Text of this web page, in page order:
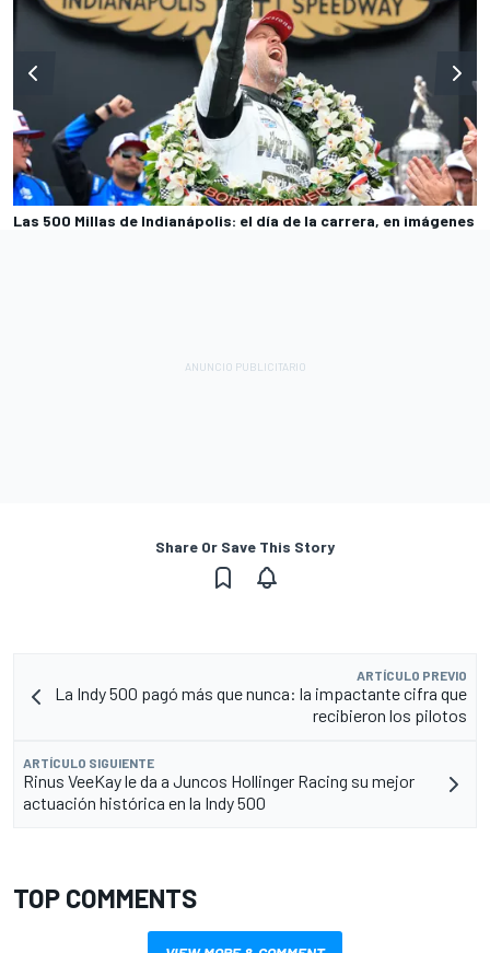
Las 500 Millas de Indianápolis: el día de la carrera, en imágenes
Share Or Save This Story
ARTÍCULO PREVIO
La Indy 500 pagó más que nunca: la impactante cifra que
recibieron los pilotos
ARTÍCULO SIGUIENTE
Rinus VeeKay le da a Juncos Hollinger Racing su mejor
actuación histórica en la Indy 500
TOP COMMENTS